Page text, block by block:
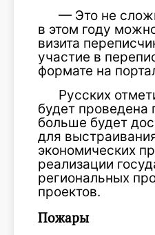
— Это не
в этом году
визита
участие в
формате на
Русских
будет проведена
больше будет
для
экономических
реализации
региональных
проектов.
Пожары